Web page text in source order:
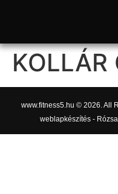
KOLLÁR
www.fitness5.hu © 2026. All
weblapkészítés -